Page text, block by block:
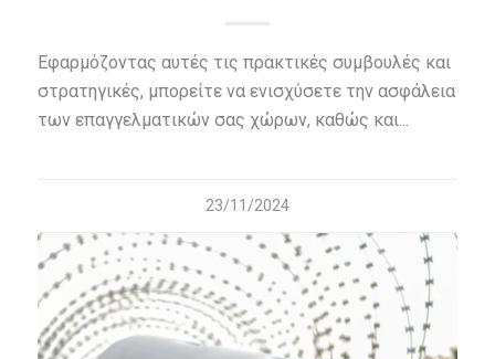
Εφαρμόζοντας αυτές τις πρακτικές συμβουλές και
στρατηγικές, μπορείτε να ενισχύσετε την ασφάλεια
των επαγγελματικών σας χώρων, καθώς και...
23/11/2024